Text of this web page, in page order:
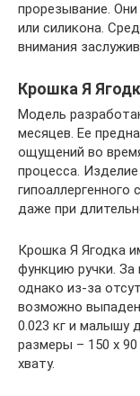
прорезывание.
или силикона.
внимания
Крошка Я
Модель
месяцев. Ее
ощущений во
процесса.
даже при
Крошка Я Ягодка
функцию ручки. За
однако из-за
возможно
0.023 кг и малышу
размеры – 150 x
хвату.